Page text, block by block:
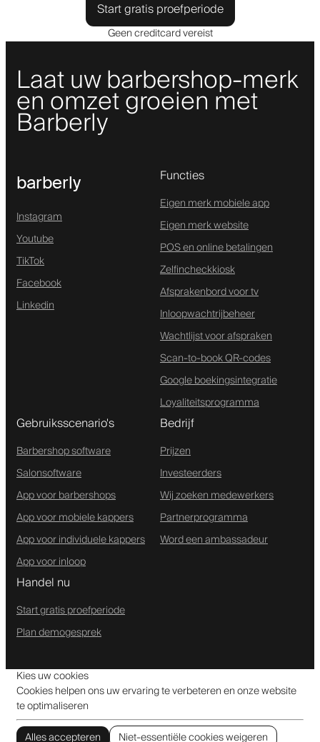
Start gratis proefperiode
Geen creditcard vereist
Laat uw barbershop-merk
en omzet groeien met
Barberly
barberly
Instagram
Youtube
TikTok
Facebook
Linkedin
Functies
Eigen merk mobiele app
Eigen merk website
POS en online betalingen
Zelfincheckkiosk
Afsprakenbord voor tv
Inloopwachtrijbeheer
Wachtlijst voor afspraken
Scan-to-book QR-codes
Google boekingsintegratie
Loyaliteitsprogramma
Gebruiksscenario's
Barbershop software
Salonsoftware
App voor barbershops
App voor mobiele kappers
App voor individuele kappers
App voor inloop
Bedrijf
Prijzen
Investeerders
Wij zoeken medewerkers
Partnerprogramma
Word een ambassadeur
Handel nu
Start gratis proefperiode
Plan demogesprek
Kies uw cookies
Cookies helpen ons uw ervaring te verbeteren en onze website
te optimaliseren
Alles accepteren
Niet-essentiële cookies weigeren